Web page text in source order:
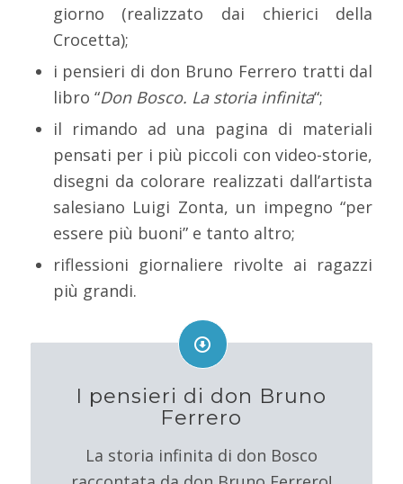
giorno (realizzato dai chierici della
Crocetta);
i pensieri di don Bruno Ferrero tratti dal
libro “Don Bosco. La storia infinita“;
il rimando ad una pagina di materiali
pensati per i più piccoli con video-storie,
disegni da colorare realizzati dall’artista
salesiano Luigi Zonta, un impegno “per
essere più buoni” e tanto altro;
riflessioni giornaliere rivolte ai ragazzi
più grandi.
I pensieri di don Bruno
Ferrero
La storia infinita di don Bosco